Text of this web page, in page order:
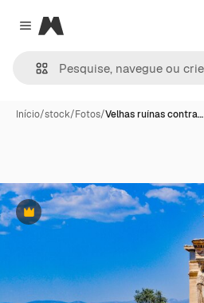
Close menu
Magnific
Início/stock/Fotos/Velhas ruínas contra…
Premium